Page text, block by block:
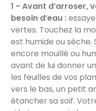
1 - Avant d’arroser,
besoin d’eau :
vertes. Touchez la
est humide ou sèche.
encore mouillé ou
avant de lui donner
les feuilles de vos
vers le bas, un petit
étancher sa soif.